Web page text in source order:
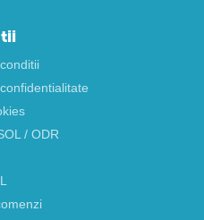
/ ODR